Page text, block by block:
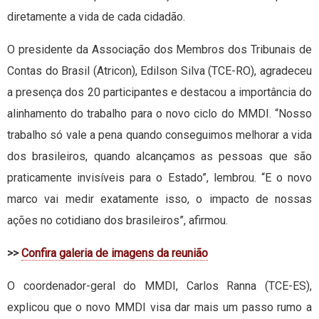
diretamente a vida de cada cidadão.
O presidente da Associação dos Membros dos Tribunais de
Contas do Brasil (Atricon), Edilson Silva (TCE-RO), agradeceu
a presença dos 20 participantes e destacou a importância do
alinhamento do trabalho para o novo ciclo do MMDI. “Nosso
trabalho só vale a pena quando conseguimos melhorar a vida
dos brasileiros, quando alcançamos as pessoas que são
praticamente invisíveis para o Estado”, lembrou. “E o novo
marco vai medir exatamente isso, o impacto de nossas
ações no cotidiano dos brasileiros”, afirmou.
>>Confira galeria de imagens da reunião
O coordenador-geral do MMDI, Carlos Ranna (TCE-ES),
explicou que o novo MMDI visa dar mais um passo rumo a